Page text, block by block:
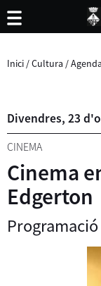
Inici /Cultura /Agenda
Divendres, 23 d'
CINEMA
Cinema
Edgerton